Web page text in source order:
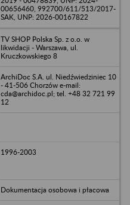
00656460, 992700/611/513/2017-
SAK, UNP: 2026-00167822
TV SHOP Polska Sp. z o.o. w
likwidacji - Warszawa, ul.
Kruczkowskiego 8
ArchiDoc S.A. ul. Niedźwiedziniec 10
- 41-506 Chorzów e-mail:
cda@archidoc.pl; tel. +48 32 721 99
12
1996-2003
Dokumentacja osobowa i płacowa